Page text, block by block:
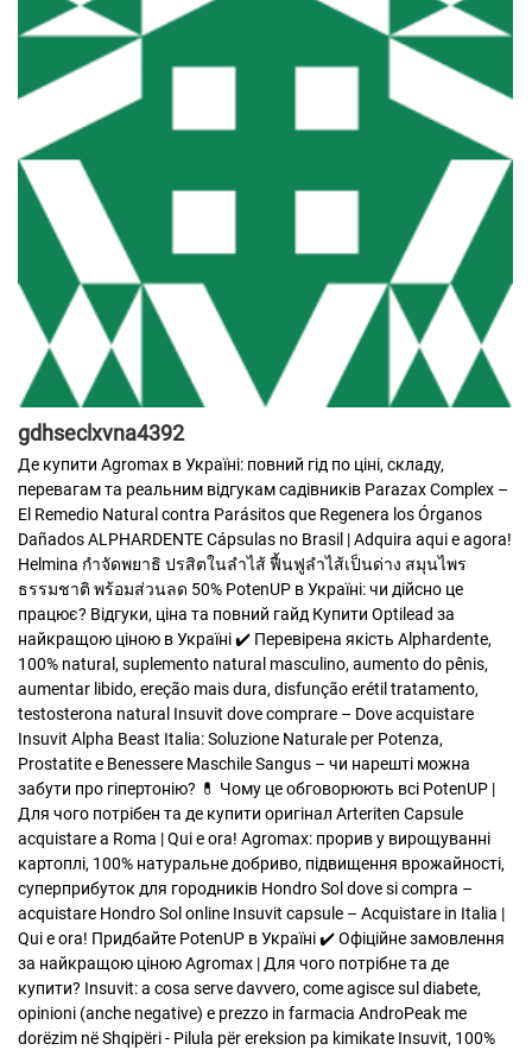
gdhseclxvna4392
Де купити Agromax в Україні: повний гід по ціні, складу,
перевагам та реальним відгукам садівників Parazax Complex –
El Remedio Natural contra Parásitos que Regenera los Órganos
DañadosALPHARDENTE Cápsulas no Brasil | Adquira aqui e agora!
Helmina กำจัดพยาธิ ปรสิตในลำไส้ ฟื้นฟูลำไส้เป็นด่าง สมุนไพร
ธรรมชาติ พร้อมส่วนลด 50% PotenUP в Україні: чи дійсно це
працює? Відгуки, ціна та повний гайд Купити Optilead за
найкращою ціною в Україні ✔️ Перевірена якість Alphardente,
100% natural, suplemento natural masculino, aumento do pênis,
aumentar libido, ereção mais dura, disfunção erétil tratamento,
testosterona natural Insuvit dove comprare – Dove acquistare
Insuvit Alpha Beast Italia: Soluzione Naturale per Potenza,
Prostatite e Benessere MaschileSangus – чи нарешті можна
забути про гіпертонію? 💊 Чому це обговорюють всі PotenUP |
Для чого потрібен та де купити оригінал Arteriten Capsule
acquistare a Roma | Qui e ora! Agromax: прорив у вирощуванні
картоплі, 100% натуральне добриво, підвищення врожайності,
суперприбуток для городників Hondro Sol dove si compra –
acquistare Hondro Sol online Insuvit capsule – Acquistare in Italia |
Qui e ora! Придбайте PotenUP в Україні ✔️ Офіційне замовлення
за найкращою ціноюAgromax | Для чого потрібне та де
купити? Insuvit: a cosa serve davvero, come agisce sul diabete,
opinioni (anche negative) e prezzo in farmacia AndroPeak me
dorëzim në Shqipëri - Pilula për ereksion pa kimikate Insuvit, 100%